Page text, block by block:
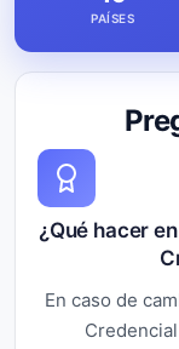
¿Qué hacer
En caso de
PAÍSES